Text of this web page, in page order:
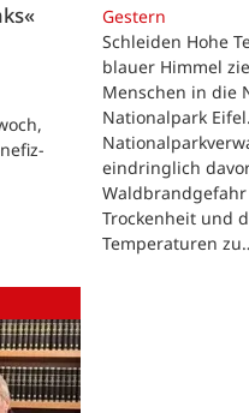
Gestern
Schleiden Hohe
blauer Himmel
Menschen in die
Nationalpark
eindringlich
Trockenheit und
Temperaturen